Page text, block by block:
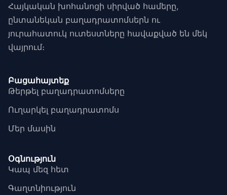
Հայկական խոհանոցի սիրված համերը,
ընտանեկան բաղադրատոմսերն ու
յուրահատուկ ուտեստները հավաքված են մեկ
վայրում։
Բացահայտեք
Թերթել բաղադրատոմսերը
Ուղարկել բաղադրատոմս
Մեր մասին
Օգնություն
Կապ մեզ հետ
Գաղտնիություն